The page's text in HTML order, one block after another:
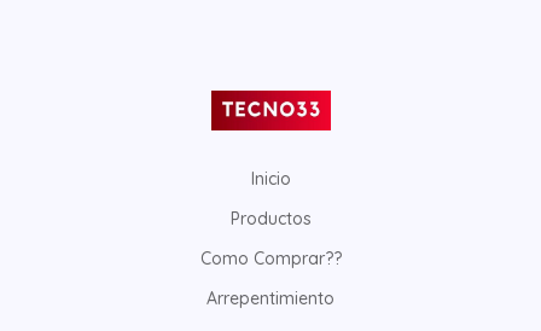
Inicio
Productos
Como Comprar??
Arrepentimiento